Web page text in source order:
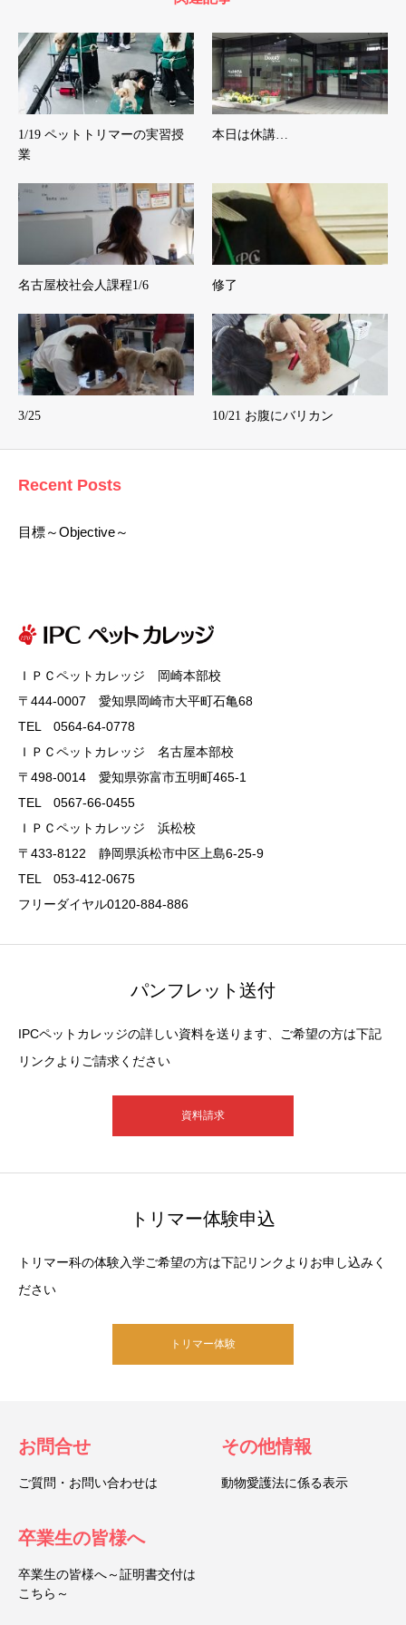
1/19 ペットトリマーの実習授
業
本日は休講…
名古屋校社会人課程1/6 修了
3/25 10/21 お腹にバリカン
Recent Posts
目標～Objective～
ＩＰＣペットカレッジ 岡崎本部校
〒444-0007 愛知県岡崎市大平町石亀68
TEL 0564-64-0778
ＩＰＣペットカレッジ 名古屋本部校
〒498-0014 愛知県弥富市五明町465-1
TEL 0567-66-0455
ＩＰＣペットカレッジ 浜松校
〒433-8122 静岡県浜松市中区上島6-25-9
TEL 053-412-0675
フリーダイヤル0120-884-886
パンフレット送付
IPCペットカレッジの詳しい資料を送ります、ご希望の方は下記
リンクよりご請求ください
資料請求
トリマー体験申込
トリマー科の体験入学ご希望の方は下記リンクよりお申し込みく
ださい
トリマー体験
お問合せ
ご質問・お問い合わせは
その他情報
動物愛護法に係る表示
卒業生の皆様へ
卒業生の皆様へ～証明書交付は
こちら～